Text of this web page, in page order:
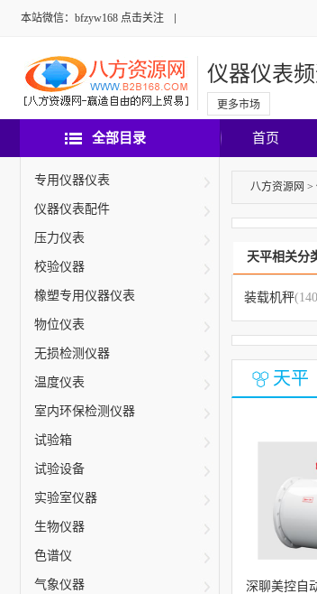
本站微信：bfzyw168 点击关注
仪器仪表
更多市场
全部目录 首页
专用仪器仪表
仪器仪表配件
压力仪表
校验仪器
橡塑专用仪器仪表
物位仪表
无损检测仪器
温度仪表
室内环保检测仪器
试验箱
试验设备
实验室仪器
生物仪器
色谱仪
气象仪器
八方资源网 >
天平相关分
装载机秤
天平
深聊美控自